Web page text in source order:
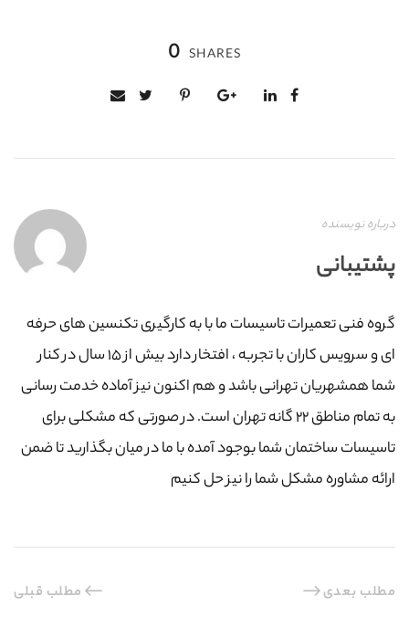
0 SHARES
درباره نویسنده
پشتیبانی
گروه فنی تعمیرات تاسیسات ما با به‌ کارگیری تکنسین های حرفه
ای و سرویس کاران با تجربه ، افتخار دارد بیش از ۱۵ سال در کنار
شما همشهریان تهرانی باشد و هم اکنون نیز آماده خدمت رسانی
به تمام مناطق ۲۲ گانه تهران است. در صورتی که مشکلی برای
تاسیسات ساختمان شما بوجود آمده با ما در میان بگذارید تا ضمن
ارائه مشاوره مشکل شما را نیز حل کنیم
مطلب قبلی مطلب بعدی